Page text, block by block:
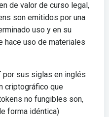
de valor de curso legal,
son emitidos por una
uso y en su
hace uso de materiales
por sus siglas en inglés
criptográfico que
no fungibles son,
forma idéntica)